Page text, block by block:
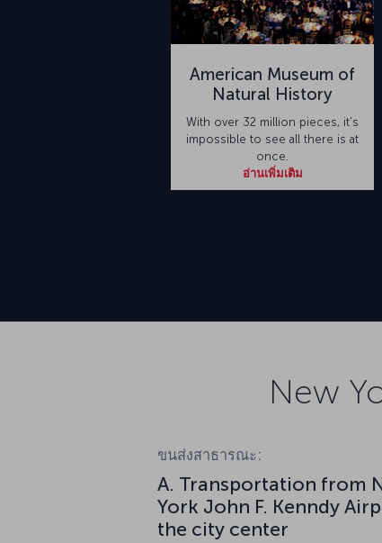
American Museum of
Natural History
With over 32 million pieces, it's
impossible to see all there is at
once.
อ่านเพิ่มเติม
New
ขนส่งสาธารณะ:
A. Transportation from
York John F. Kenndy
the city center